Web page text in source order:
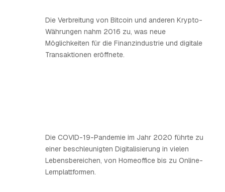
Die Verbreitung von Bitcoin und anderen Krypto-
Währungen nahm 2016 zu, was neue
Möglichkeiten für die Finanzindustrie und digitale
Transaktionen eröffnete.
Die COVID-19-Pandemie im Jahr 2020 führte zu
einer beschleunigten Digitalisierung in vielen
Lebensbereichen, von Homeoffice bis zu Online-
Lernplattformen.